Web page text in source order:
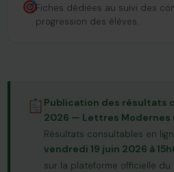
Fiches dédiées au suivi des
progression des élèves.
Publication des résultats
2026 — Lettres Modernes
Résultats consultables en
vendredi 19 juin 2026 à
sur la plateforme officielle du